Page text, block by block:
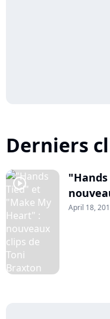
Derniers
player2
April 18,